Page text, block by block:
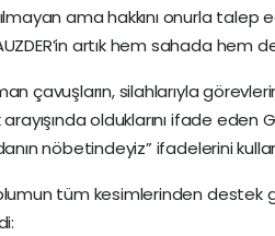
ama hakkını onurla talep
artık hem sahada
çavuşların, silahlarıyla
arayışında olduklarını ifade
nöbetindeyiz” ifadelerini
tüm kesimlerinden destek